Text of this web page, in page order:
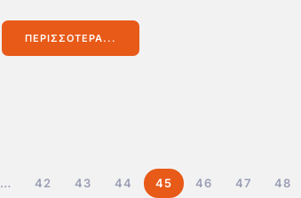
ΠΕΡΙΣΣΌΤΕΡΑ...
… 42 43 44 45 46 47 48